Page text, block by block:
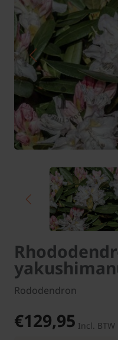
Rododendron
€129,95 Incl. BTW